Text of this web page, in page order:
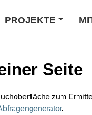
PROJEKTE
Seite
zum
.